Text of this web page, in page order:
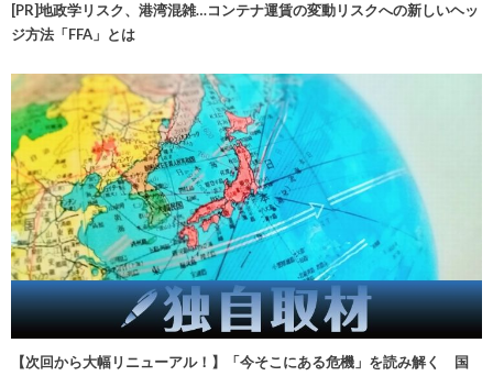
[PR]地政学リスク、港湾混雑…コンテナ運賃の変動リスクへの新しいヘッ
ジ方法「FFA」とは
【次回から大幅リニューアル！】「今そこにある危機」を読み解く 国